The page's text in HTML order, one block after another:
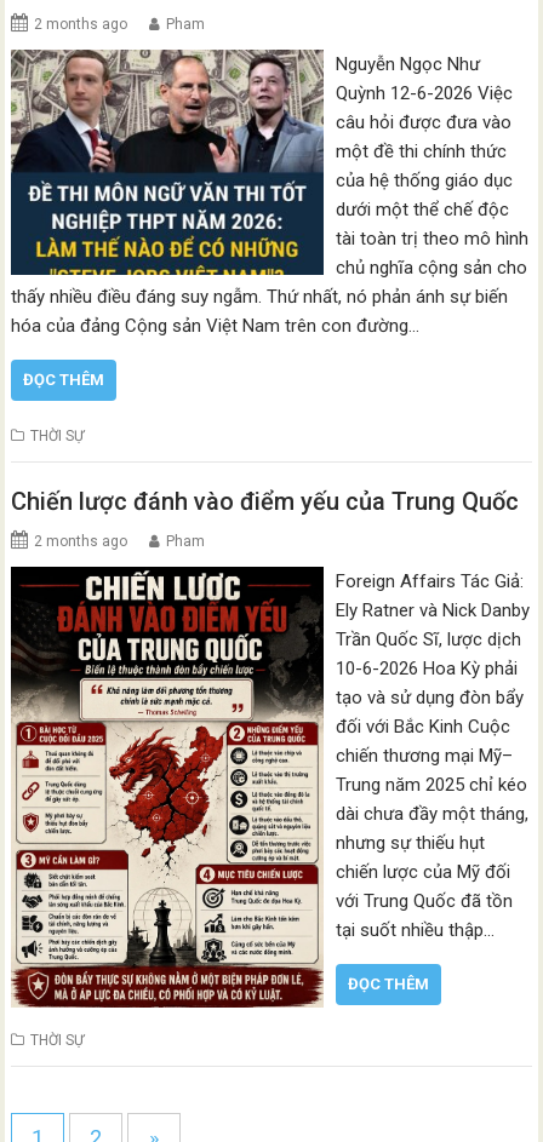
2 months ago Pham
Nguyễn Ngọc Như
Quỳnh 12-6-2026 Việc
câu hỏi được đưa vào
một đề thi chính thức
của hệ thống giáo dục
dưới một thể chế độc
tài toàn trị theo mô hình
chủ nghĩa cộng sản cho
thấy nhiều điều đáng suy ngẫm. Thứ nhất, nó phản ánh sự biến
hóa của đảng Cộng sản Việt Nam trên con đường…
ĐỌC THÊM
THỜI SỰ
Chiến lược đánh vào điểm yếu của Trung Quốc
2 months ago Pham
Foreign Affairs Tác Giả:
Ely Ratner và Nick Danby
Trần Quốc Sĩ, lược dịch
10-6-2026 Hoa Kỳ phải
tạo và sử dụng đòn bẩy
đối với Bắc Kinh Cuộc
chiến thương mại Mỹ–
Trung năm 2025 chỉ kéo
dài chưa đầy một tháng,
nhưng sự thiếu hụt
chiến lược của Mỹ đối
với Trung Quốc đã tồn
tại suốt nhiều thập…
ĐỌC THÊM
THỜI SỰ